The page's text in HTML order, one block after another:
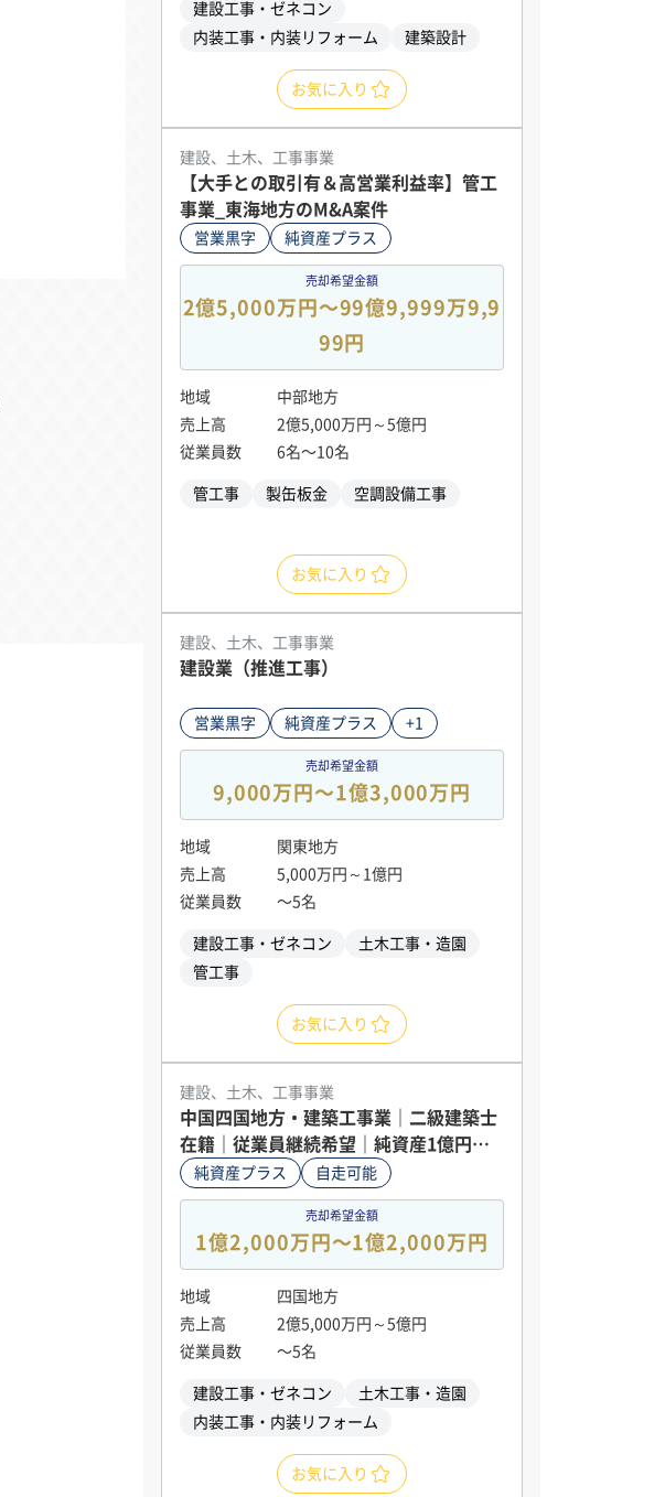
建設工事・ゼネコン
内装工事・内装リフォーム
建築設計
お気に入り
建設、土木、工事事業
【大手との取引有＆高営業利益率】管工
事業_東海地方のM&A案件
営業黒字 純資産プラス
売却希望金額
2億5,000万円〜99億9,999万9,9
99円
地域
中部地方
売上高
2億5,000万円～5億円
従業員数
6名〜10名
管工事 製缶板金 空調設備工事
お気に入り
建設、土木、工事事業
建設業（推進工事）
営業黒字 純資産プラス +1
売却希望金額
9,000万円〜1億3,000万円
地域
関東地方
売上高
5,000万円～1億円
従業員数
〜5名
建設工事・ゼネコン
土木工事・造園
管工事
お気に入り
建設、土木、工事事業
中国四国地方・建築工事業｜二級建築士
在籍｜従業員継続希望｜純資産1億円の
安定経営
純資産プラス 自走可能
売却希望金額
1億2,000万円〜1億2,000万円
地域
四国地方
売上高
2億5,000万円～5億円
従業員数
〜5名
建設工事・ゼネコン
土木工事・造園
内装工事・内装リフォーム
お気に入り